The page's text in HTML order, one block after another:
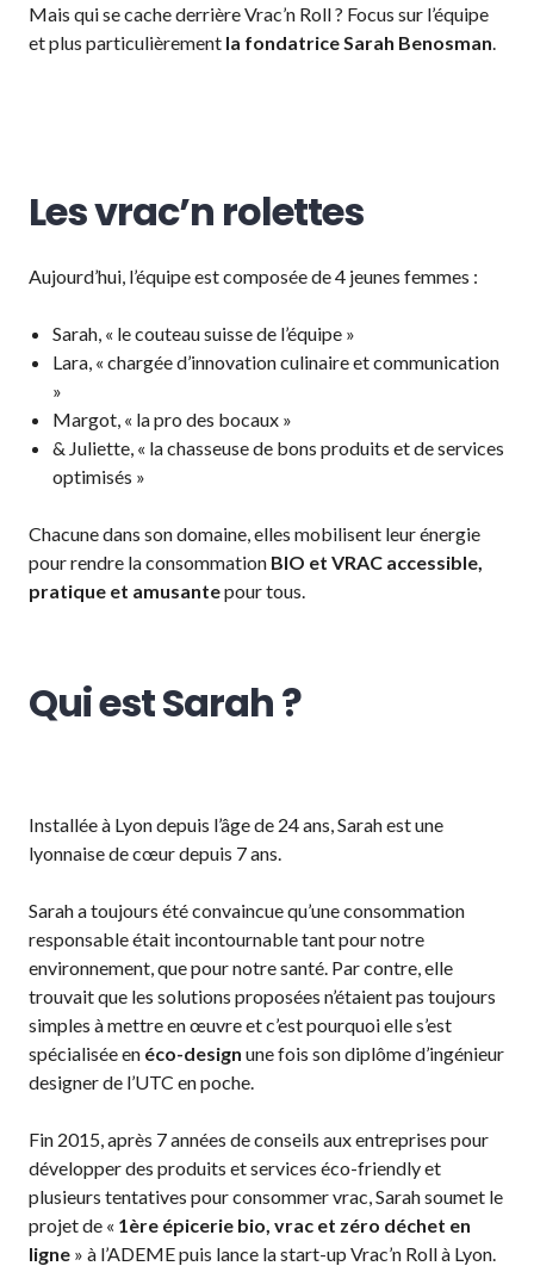
Mais qui se cache derrière Vrac’n Roll ? Focus sur l’équipe
et plus particulièrement la fondatrice Sarah Benosman
Les vrac’n rolettes
Aujourd’hui, l’équipe est composée de 4 jeunes femmes :
Sarah, « le couteau suisse de l’équipe »
Lara, « chargée d’innovation culinaire et communication
»
Margot, « la pro des bocaux »
& Juliette, « la chasseuse de bons produits et de services
optimisés »
Chacune dans son domaine, elles mobilisent leur énergie
pour rendre la consommation BIO et VRAC accessible,
pratique et amusantepour tous.
Qui est Sarah ?
Installée à Lyon depuis l’âge de 24 ans, Sarah est une
lyonnaise de cœur depuis 7 ans.
Sarah a toujours été convaincue qu’une consommation
responsable était incontournable tant pour notre
environnement, que pour notre santé. Par contre, elle
trouvait que les solutions proposées n’étaient pas toujours
simples à mettre en œuvre et c’est pourquoi elle s’est
spécialisée en éco-design une fois son diplôme d’ingénieur
designer de l’UTC en poche.
Fin 2015, après 7 années de conseils aux entreprises pour
développer des produits et services éco-friendly et
plusieurs tentatives pour consommer vrac, Sarah soumet le
projet de « 1ère épicerie bio, vrac et zéro déchet en
ligne » à l’ADEME puis lance la start-up Vrac’n Roll à Lyon.